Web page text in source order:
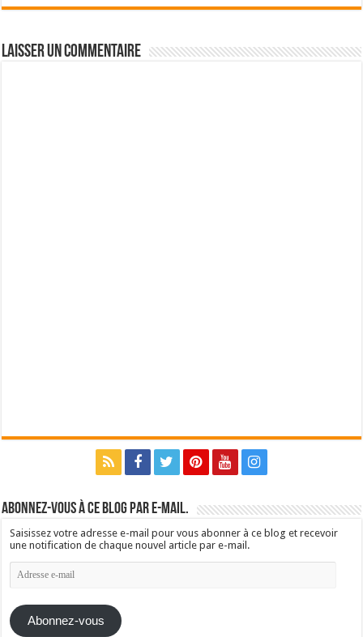
Laisser un commentaire
Abonnez-vous à ce blog par e-mail.
Saisissez votre adresse e-mail pour vous abonner à ce blog et recevoir
une notification de chaque nouvel article par e-mail.
Adresse
e-
Abonnez-vous